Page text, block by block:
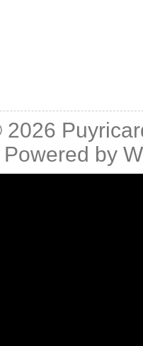
2026
Powered by